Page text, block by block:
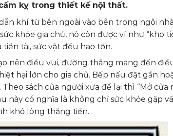
kỵ trong thiết kế nội thất.
khí từ bên ngoài vào bên trong ngôi
khỏe gia chủ, nó còn được ví như “kho
tài, sức vật đều hao tổn.
nên điều vui, đường thẳng mang đến
hại lớn cho gia chủ. Bếp nấu đặt gần
sách của người xưa để lại thì “Mở
này có nghĩa là không chỉ sức khỏe gặp
khó lòng thăng tiến.